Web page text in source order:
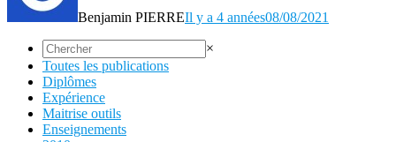
Benjamin PIERREIl y a 4 années08/08/2021
×
Toutes les publications
Diplômes
Expérience
Maitrise outils
Enseignements